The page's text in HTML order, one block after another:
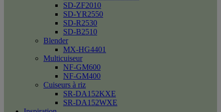
SD-ZF2010
SD-YR2550
SD-R2530
SD-B2510
Blender
MX-HG4401
Multicuiseur
NF-GM600
NF-GM400
Cuiseurs à riz
SR-DA152KXE
SR-DA152WXE